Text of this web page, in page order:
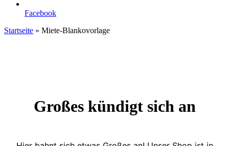
Facebook
Startseite » Miete-Blankovorlage
Großes kündigt sich an